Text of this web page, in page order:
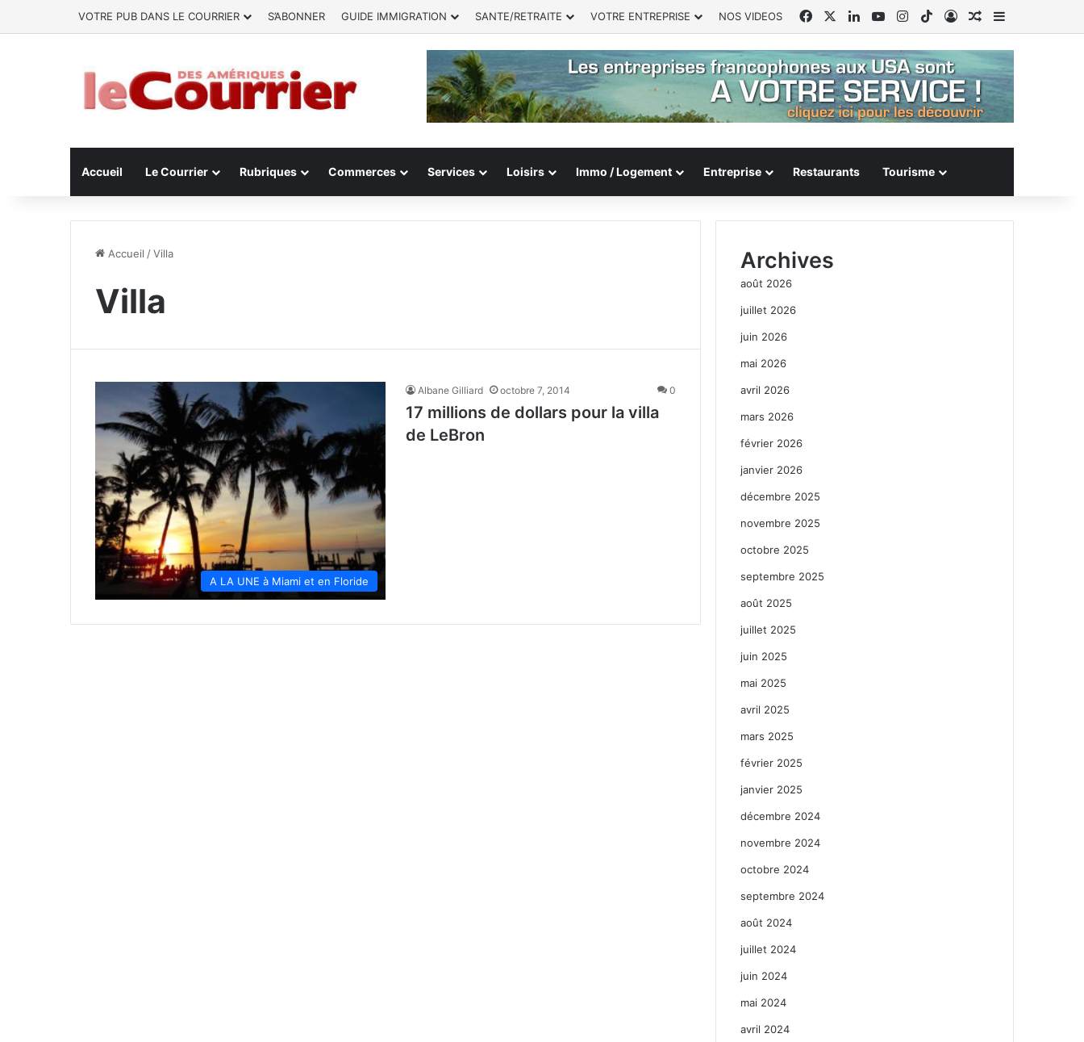
VOTRE PUB DANS LE COURRIER S’ABONNER GUIDE IMMIGRATION SANTE/RETRAITE VOTRE ENTREPRISE NOS VIDEOS FacebookLinkedinYouTubeInstagram
TikTokConnexion
Article Aléatoire
Sidebar
Accueil Le Courrier Rubriques Commerces Services Loisirs Immo / Logement Entreprise Restaurants Tourisme
Accueil /Villa
Villa
A LA UNE à Miami et en Floride
Albane Gilliard octobre 7, 2014 0
17 millions de dollars pour la villa
de LeBron
Archives
août 2026
juillet 2026
juin 2026
mai 2026
avril 2026
mars 2026
février 2026
janvier 2026
décembre 2025
novembre 2025
octobre 2025
septembre 2025
août 2025
juillet 2025
juin 2025
mai 2025
avril 2025
mars 2025
février 2025
janvier 2025
décembre 2024
novembre 2024
octobre 2024
septembre 2024
août 2024
juillet 2024
juin 2024
mai 2024
avril 2024